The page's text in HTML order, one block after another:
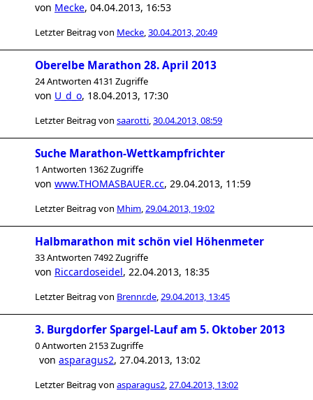
von Mecke, 04.04.2013, 16:53
Letzter Beitrag von Mecke,30.04.2013, 20:49
Oberelbe Marathon 28. April 2013
24 Antworten 4131 Zugriffe
von U_d_o, 18.04.2013, 17:30
Letzter Beitrag von saarotti,30.04.2013, 08:59
Suche Marathon-Wettkampfrichter
1 Antworten 1362 Zugriffe
von www.THOMASBAUER.cc, 29.04.2013, 11:59
Letzter Beitrag von Mhim,29.04.2013, 19:02
Halbmarathon mit schön viel Höhenmeter
33 Antworten 7492 Zugriffe
von Riccardoseidel, 22.04.2013, 18:35
Letzter Beitrag von Brennr.de,29.04.2013, 13:45
3. Burgdorfer Spargel-Lauf am 5. Oktober 2013
0 Antworten 2153 Zugriffe
von asparagus2, 27.04.2013, 13:02
Letzter Beitrag von asparagus2,27.04.2013, 13:02